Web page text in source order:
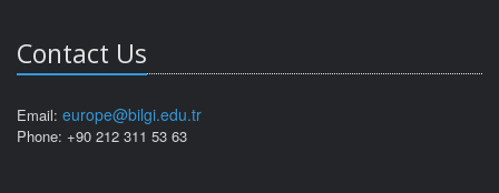
Contact Us
Email: europe@bilgi.edu.tr
Phone: +90 212 311 53 63